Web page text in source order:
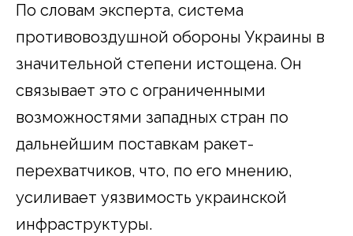
По словам эксперта, система
противовоздушной обороны Украины в
значительной степени истощена. Он
связывает это с ограниченными
возможностями западных стран по
дальнейшим поставкам ракет-
перехватчиков, что, по его мнению,
усиливает уязвимость украинской
инфраструктуры.